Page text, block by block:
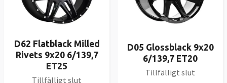
D62 Flatblack Milled
Rivets 9x20 6/139,7
ET25
Tillfälligt slut
D05 Glossblack 9x20
6/139,7 ET20
Tillfälligt slut